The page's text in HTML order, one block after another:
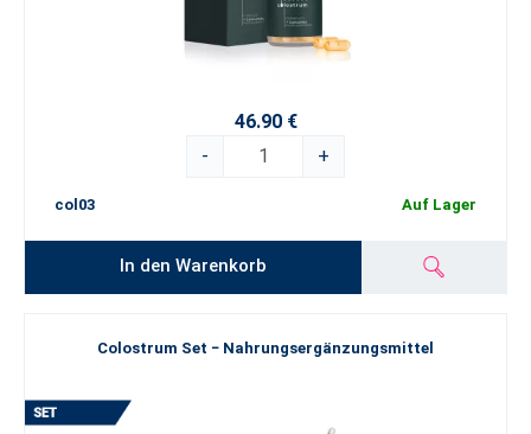
46.90 €
-
+
col03 Auf Lager
In den Warenkorb
Colostrum Set − Nahrungsergänzungsmittel